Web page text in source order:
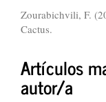
Zourabichvili, F.
Cactus.
Artículos
autor/a